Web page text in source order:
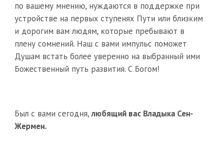
по вашему мнению, нуждаются в поддержке при
устройстве на первых ступенях Пути или близким
и дорогим вам людям, которые пребывают в
плену сомнений. Наш с вами импульс поможет
Душам встать более уверенно на выбранный ими
Божественный путь развития. С Богом!
Был с вами сегодня,любящий вас Владыка Сен-
Жермен.